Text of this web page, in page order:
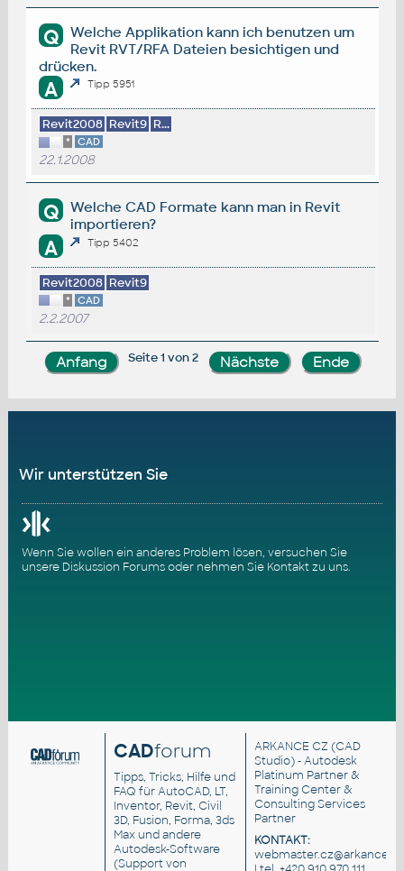
Q
Welche Applikation kann ich benutzen um
Revit RVT/RFA Dateien besichtigen und
drücken.
A Tipp 5951
Revit2008 Revit9 R...
* CAD
22.1.2008
Q
Welche CAD Formate kann man in Revit
importieren?
A Tipp 5402
Revit2008 Revit9
* CAD
2.2.2007
Seite 1 von 2
Wir unterstützen Sie
Wenn Sie wollen ein anderes Problem lösen, versuchen Sie
unsere Diskussion Forumsoder nehmen Sie Kontakt zu uns.
CADforum
Tipps, Tricks, Hilfe und
FAQ für AutoCAD, LT,
Inventor, Revit, Civil
3D, Fusion, Forma, 3ds
Max und andere
Autodesk-Software
(Support von
ARKANCE CZ (CAD
Studio) - Autodesk
Platinum Partner &
Training Center &
Consulting Services
Partner
KONTAKT: